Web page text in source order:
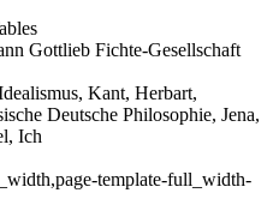
Gottlieb Fichte-Gesellschaft
Kant, Herbart,
Deutsche Philosophie, Jena,
Ich
template-full_width-